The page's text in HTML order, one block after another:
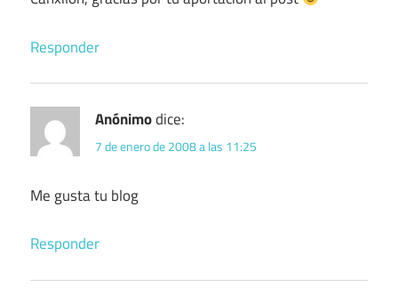
Responder
Anónimodice:
7 de enero de 2008 a las 11:25
Me gusta tu blog
Responder